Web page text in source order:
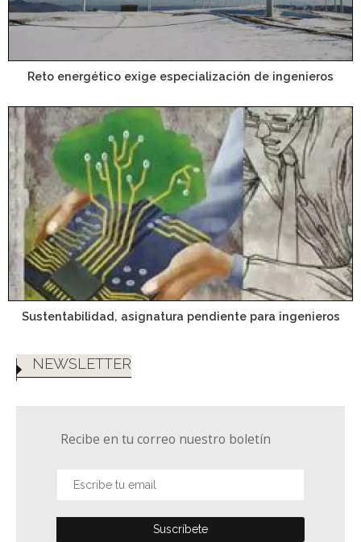
Reto energético exige especialización de ingenieros
Sustentabilidad, asignatura pendiente para ingenieros
NEWSLETTER
Recibe en tu correo nuestro boletín